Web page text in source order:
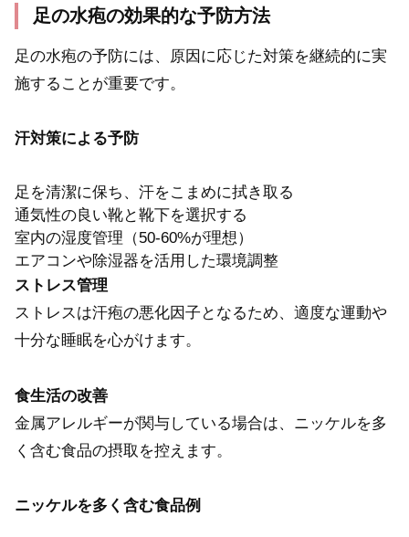
足の水疱の効果的な予防方法
足の水疱の予防には、原因に応じた対策を継続的に実
施することが重要です。
汗対策による予防
足を清潔に保ち、汗をこまめに拭き取る
通気性の良い靴と靴下を選択する
室内の湿度管理（50-60%が理想）
エアコンや除湿器を活用した環境調整
ストレス管理
ストレスは汗疱の悪化因子となるため、適度な運動や
十分な睡眠を心がけます。
食生活の改善
金属アレルギーが関与している場合は、ニッケルを多
く含む食品の摂取を控えます。
ニッケルを多く含む食品例